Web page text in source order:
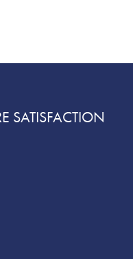
SATISFACTION